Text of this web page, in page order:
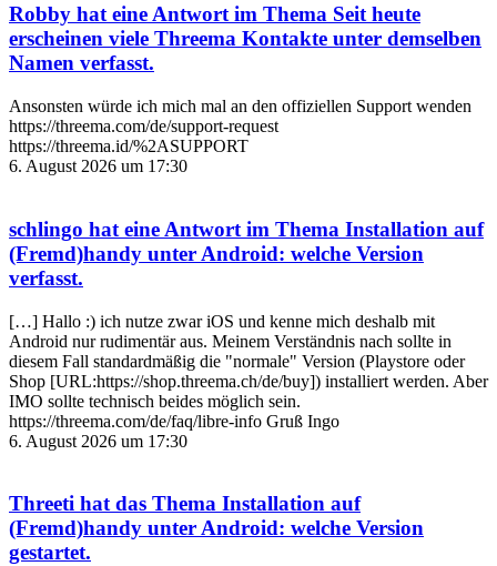
Robby hat eine Antwort im Thema Seit heute
erscheinen viele Threema Kontakte unter demselben
Namen verfasst.
Ansonsten würde ich mich mal an den offiziellen Support wenden
https://threema.com/de/support-request
https://threema.id/%2ASUPPORT
6. August 2026 um 17:30
schlingo hat eine Antwort im Thema Installation auf
(Fremd)handy unter Android: welche Version
verfasst.
[…] Hallo :) ich nutze zwar iOS und kenne mich deshalb mit
Android nur rudimentär aus. Meinem Verständnis nach sollte in
diesem Fall standardmäßig die "normale" Version (Playstore oder
Shop [URL:https://shop.threema.ch/de/buy]) installiert werden. Aber
IMO sollte technisch beides möglich sein.
https://threema.com/de/faq/libre-info Gruß Ingo
6. August 2026 um 17:30
Threeti hat das Thema Installation auf
(Fremd)handy unter Android: welche Version
gestartet.